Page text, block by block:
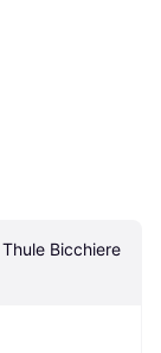
Bicchiere